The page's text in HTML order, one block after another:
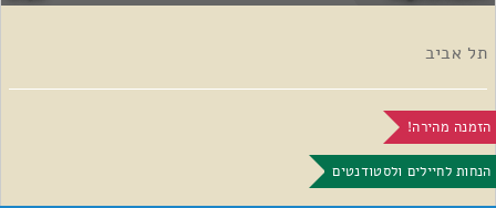
תל אביב
הזמנה מהירה!
הנחות לחיילים ולסטודנטים